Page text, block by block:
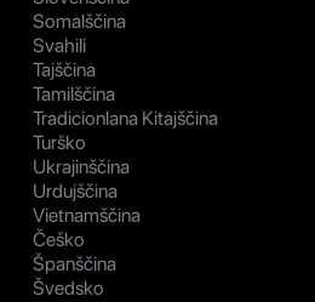
Somalščina
Svahili
Tajščina
Tamilščina
Tradicionlana Kitajščina
Turško
Ukrajinščina
Urdujščina
Vietnamščina
Češko
Španščina
Švedsko